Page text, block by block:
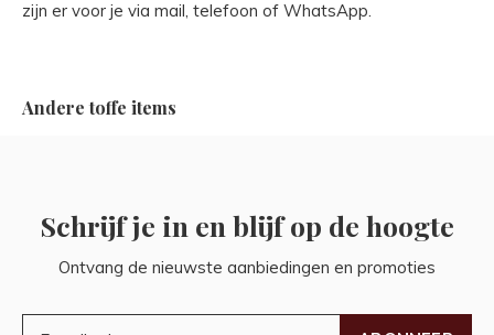
zijn er voor je via mail, telefoon of WhatsApp.
Andere toffe items
Schrijf je in en blijf op de hoogte
Ontvang de nieuwste aanbiedingen en promoties